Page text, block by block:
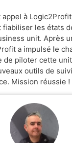
appel à
fiabiliser les états
unit. Après
a impulsé le
de piloter cette
outils de
Mission réussie !